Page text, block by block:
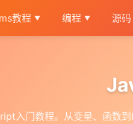
教程 编程 源码
入门教程。从变量、函数